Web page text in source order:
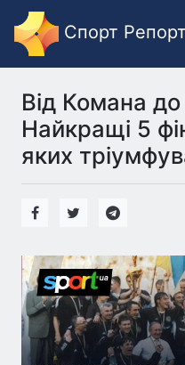
Спорт
Від Комана
Найкращі 5
яких